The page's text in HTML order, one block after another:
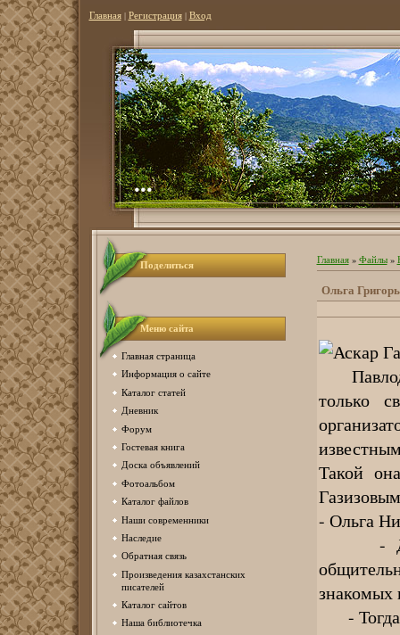
Главная| Регистрация| Вход
...
Поделиться
Меню сайта
Главная страница
Информация о сайте
Каталог статей
Дневник
Форум
Гостевая книга
Доска объявлений
Фотоальбом
Каталог файлов
Наши современники
Наследие
Обратная связь
Произведения казахстанских
писателей
Каталог сайтов
Наша библиотечка
Главная» Файлы»
Ольга
Аскар
только
Такой
- Ольга
-
знакомых
- Тогда